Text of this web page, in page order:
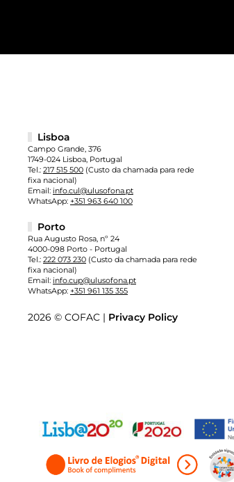
Lisboa
Campo Grande, 376
1749-024 Lisboa, Portugal
Tel.: 217 515 500 (Custo da chamada para rede
fixa nacional)
Email: info.cul@ulusofona.pt
WhatsApp: +351 963 640 100
Porto
Rua Augusto Rosa, nº 24
4000-098 Porto - Portugal
Tel.: 222 073 230 (Custo da chamada para rede
fixa nacional)
Email: info.cup@ulusofona.pt
WhatsApp: +351 961 135 355
2026 © COFAC | Privacy Policy